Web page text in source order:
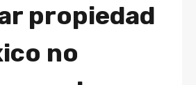
propiedad
no